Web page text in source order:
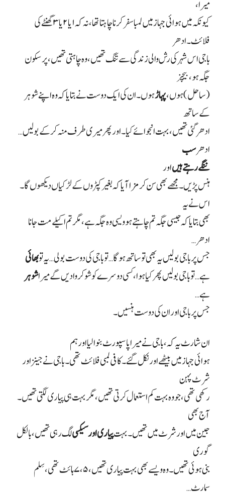
میرا،
کیونکہ میں ہوائی جہاز میں لمبا سفر کرنا چاہتا تھا، نہ کہ۱یا۲یا۳گھنٹے کی
فلائٹ۔ ادھر
باجی اس شہر کی رش والی زندگی سے تنگ تھیں، وہ چاہتی تھیں، پرسکون
جگہ ہو، بیچز
(ساحل) ہوں،پہاڑہوں۔ ان کی ایک دوست نے بتایا کہ وہ اپنے شوہر
کے ساتھ
ادھر گئی تھیں، بہت انجوائے کیا۔ اور پھر میری طرف منہ کر کے بولیں…
ادھرسب
ننگے رہتے ہیںاور
ہنس پڑیں۔ مجھے بھی سن کر مزا آیا کہ بغیر کپڑوں کے لڑکیاں دیکھوں گا۔
اس نے یہ
بھی بتایا کہ جیسی جگہ تم چاہتے ہو ویسی وہ جگہ ہے، مگر تم اکیلے مت جانا
ادھر…
جس پر باجی بولیں یہ بھی تو ساتھ ہو گا… تو باجی کی دوست بولی… یہ توبھائی
ہے… تو باجی بولیں پھر کیا ہوا، کسی دوسرے کو شو کروا دیں گے میراشوہر
ہے…
جس پر باجی اور ان کی دوست ہنسیں۔
ان شارٹ یہ کہ، باجی نے میرا پاسپورٹ بنوا لیا اور ہم
ہوائی جہاز میں بیٹھے اور نکل گئے۔ کافی لمبی فلائٹ تھی۔ باجی نے جینز اور
شرٹ پہن
رکھی تھی، جو وہ بہت کم استعمال کرتی تھیں، مگر بہت ہی پیاری لگتی تھیں۔
آج بھی
جین میں اور شرٹ میں تھیں۔ بہتپیاری اور سیکسیلگ رہی تھیں، بالکل
گوری
بنی ہوئی تھیں۔ وہ ویسے بھی بہت پیاری تھیں،۵،۷ہائٹ تھی، سِلم
سمارٹ…